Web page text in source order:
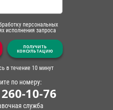
персональных
исполнения запроса
ПОЛУЧИТЬ
КОНСУЛЬТАЦИЮ
в течение 10 минут
по номеру:
10-76
служба